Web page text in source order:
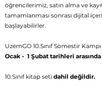
öğrencilerimiz, satın alma ve
tamamlanması sonrası dijital
başlayabilirler.
UzemGO 10.Sınıf Sömestir
Ocak - 1 Şubat tarihleri arasında
10.Sınıf kitap seti dahil değildir.